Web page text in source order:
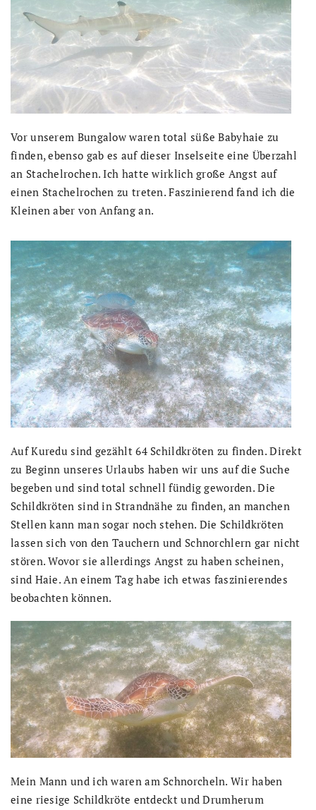
Vor unserem Bungalow waren total süße Babyhaie zu
finden, ebenso gab es auf dieser Inselseite eine Überzahl
an Stachelrochen. Ich hatte wirklich große Angst auf
einen Stachelrochen zu treten. Faszinierend fand ich die
Kleinen aber von Anfang an.
Auf Kuredu sind gezählt 64 Schildkröten zu finden. Direkt
zu Beginn unseres Urlaubs haben wir uns auf die Suche
begeben und sind total schnell fündig geworden. Die
Schildkröten sind in Strandnähe zu finden, an manchen
Stellen kann man sogar noch stehen. Die Schildkröten
lassen sich von den Tauchern und Schnorchlern gar nicht
stören. Wovor sie allerdings Angst zu haben scheinen,
sind Haie. An einem Tag habe ich etwas faszinierendes
beobachten können.
Mein Mann und ich waren am Schnorcheln. Wir haben
eine riesige Schildkröte entdeckt und Drumherum